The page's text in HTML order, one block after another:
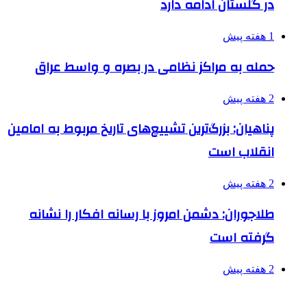
در گلستان ادامه دارد
1 هفته پیش
حمله به مراکز نظامی در بصره و واسط عراق
2 هفته پیش
پناهیان: بزرگ‌ترین تشییع‌های تاریخ مربوط به امامین
انقلاب است
2 هفته پیش
طلاجوران: دشمن امروز با رسانه افکار را نشانه
گرفته است
2 هفته پیش